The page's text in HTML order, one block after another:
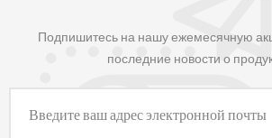
Подпишитесь на нашу ежемесячную
последние новости о